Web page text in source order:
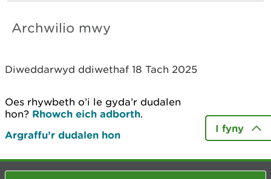
Archwilio mwy
Diweddarwyd ddiwethaf 18 Tach 2025
Oes rhywbeth o’i le gyda’r dudalen
hon? Rhowch eich adborth.
Argraffu’r dudalen hon
I fyny